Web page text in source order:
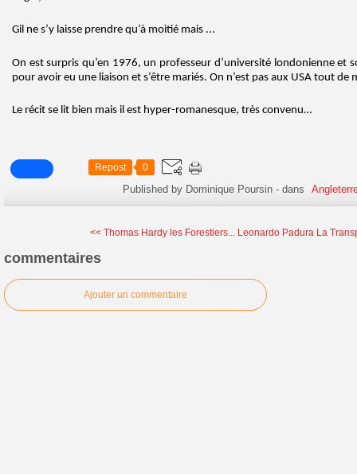
Gil ne s’y laisse prendre qu’à moitié mais ...
On est surpris qu’en 1976, un professeur d’université londonienne et
pour avoir eu une liaison et s’être mariés. On n’est pas aux USA tout de
Le récit se lit bien mais il est hyper-romanesque, très convenu…
Repost 0
Published by Dominique Poursin -dans
<< Thomas Hardy les Forestiers... Leonardo Padura La
commentaires
Ajouter un commentaire